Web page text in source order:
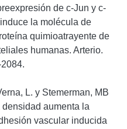
de c-Jun y c-
la molécula de
quimioatrayente de
humanas. Arterio.
L. y Stemerman, MB
aumenta la
vascular inducida